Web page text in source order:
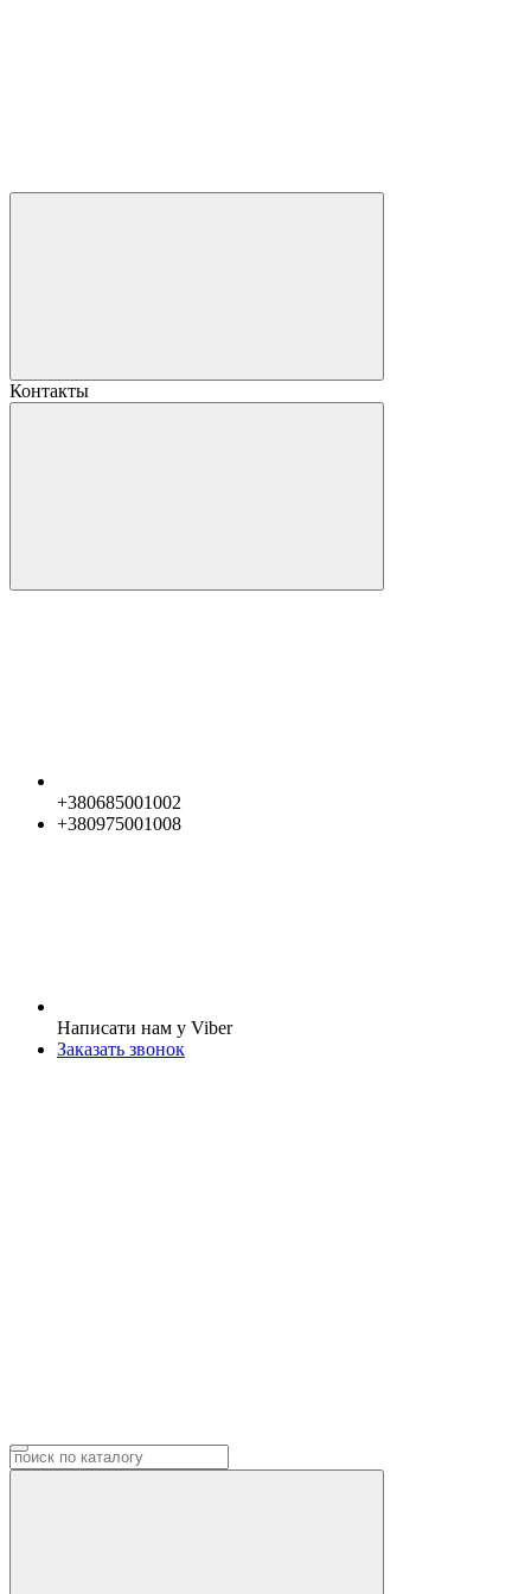
Контакты
+380685001002
+380975001008
Написати нам у Viber
Заказать звонок